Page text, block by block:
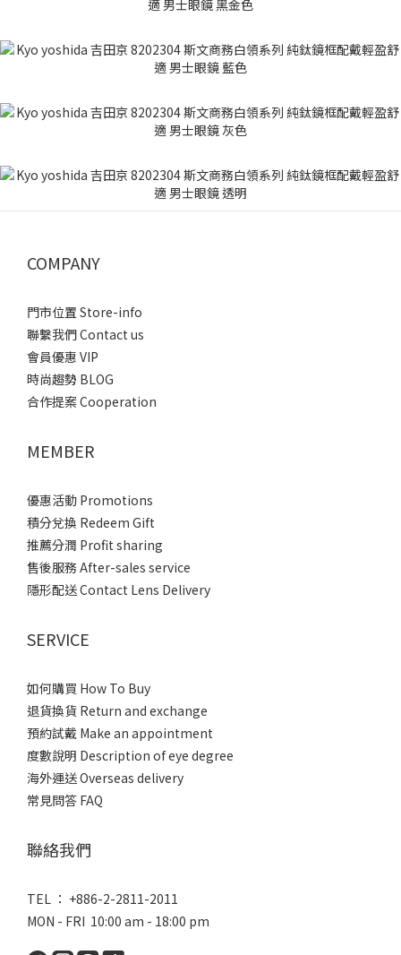
COMPANY
門市位置 Store-info
聯繫我們 Contact us
會員優惠 VIP
時尚趨勢 BLOG
合作提案 Cooperation
MEMBER
優惠活動 Promotions
積分兌換 Redeem Gift
推薦分潤 Profit sharing
售後服務 After-sales service
隱形配送 Contact Lens Delivery
SERVICE
如何購買 How To Buy
退貨換貨 Return and exchange
預約試戴 Make an appointment
度數說明 Description of eye degree
海外運送 Overseas delivery
常見問答 FAQ
聯絡我們
TEL ： +886-2-2811-2011
MON - FRI 10:00 am - 18:00 pm